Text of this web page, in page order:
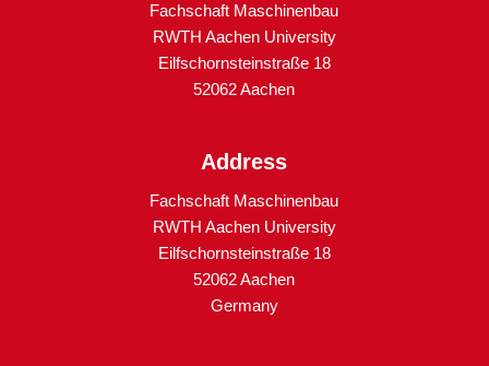
Fachschaft Maschinenbau
RWTH Aachen University
Eilfschornsteinstraße 18
52062 Aachen
Address
Fachschaft Maschinenbau
RWTH Aachen University
Eilfschornsteinstraße 18
52062 Aachen
Germany